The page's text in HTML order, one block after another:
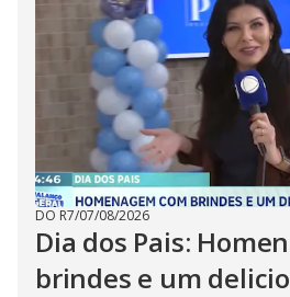
DO R7/07/08/2026
Dia dos Pais:
brindes e um